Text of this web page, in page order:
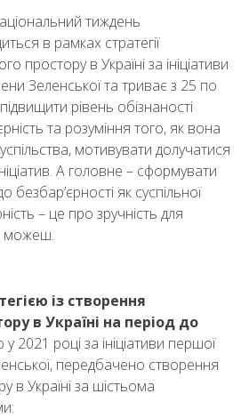
тиждень
в рамках стратегії
простору в Україні за ініціативи
Зеленської та триває з 25 по
рівень обізнаності
та розуміння того, як вона
мотивувати долучатися
А головне – сформувати
як суспільної
– це про зручність для
можеш.
із створення
в Україні на період до
2021 році за ініціативи першої
передбачено створення
в Україні за шістьома